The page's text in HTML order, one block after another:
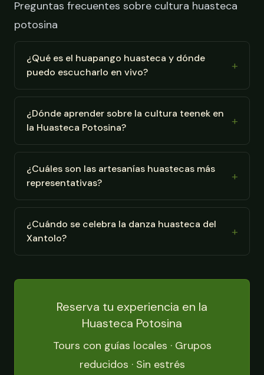
Preguntas frecuentes sobre cultura huasteca
potosina
¿Qué es el huapango huasteca y dónde
puedo escucharlo en vivo?
¿Dónde aprender sobre la cultura teenek en
la Huasteca Potosina?
¿Cuáles son las artesanías huastecas más
representativas?
¿Cuándo se celebra la danza huasteca del
Xantolo?
Reserva tu experiencia en la
Huasteca Potosina
Tours con guías locales · Grupos
reducidos · Sin estrés